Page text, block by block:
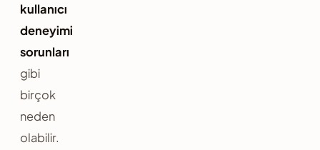
kullanıcı
deneyimi
sorunları
gibi
birçok
neden
olabilir.